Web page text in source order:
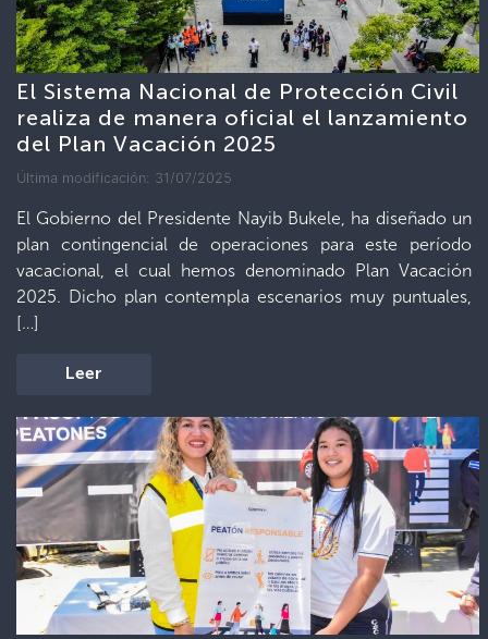
El Sistema Nacional de Protección Civil
realiza de manera oficial el lanzamiento
del Plan Vacación 2025
Última modificación: 31/07/2025
El Gobierno del Presidente Nayib Bukele, ha diseñado un
plan contingencial de operaciones para este período
vacacional, el cual hemos denominado Plan Vacación
2025. Dicho plan contempla escenarios muy puntuales,
[…]
Leer